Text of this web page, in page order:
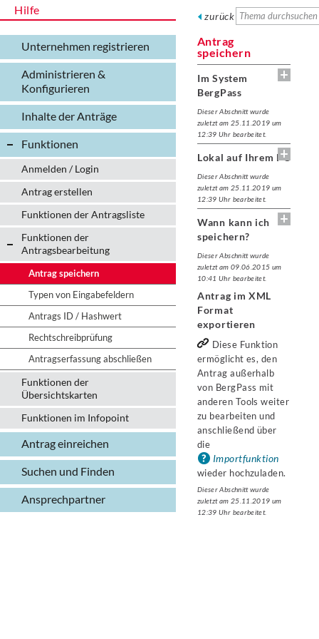
Hilfe
Unternehmen registrieren
Administrieren &
Konfigurieren
Inhalte der Anträge
Funktionen
Anmelden / Login
Antrag erstellen
Funktionen der Antragsliste
Funktionen der
Antragsbearbeitung
Antrag speichern
Typen von Eingabefeldern
Antrags ID / Hashwert
Rechtschreibprüfung
Antragserfassung abschließen
Funktionen der
Übersichtskarten
Funktionen im Infopoint
Antrag einreichen
Suchen und Finden
Ansprechpartner
zurück
Antrag
speichern
Im System
BergPass
Dieser Abschnitt wurde
zuletzt am 25.11.2019 um
12:39 Uhr bearbeitet.
Lokal auf Ihrem PC
Dieser Abschnitt wurde
zuletzt am 25.11.2019 um
12:39 Uhr bearbeitet.
Wann kann ich
speichern?
Dieser Abschnitt wurde
zuletzt am 09.06.2015 um
10:41 Uhr bearbeitet.
Antrag im XML
Format
exportieren
Diese Funktion
ermöglicht es, den
Antrag außerhalb
von BergPass mit
anderen Tools weiter
zu bearbeiten und
anschließend über
die
Importfunktion
wieder hochzuladen.
Dieser Abschnitt wurde
zuletzt am 25.11.2019 um
12:39 Uhr bearbeitet.